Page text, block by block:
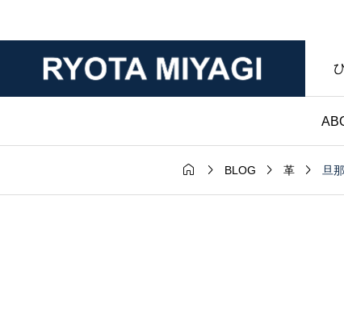
財布
  BLOG  革  旦